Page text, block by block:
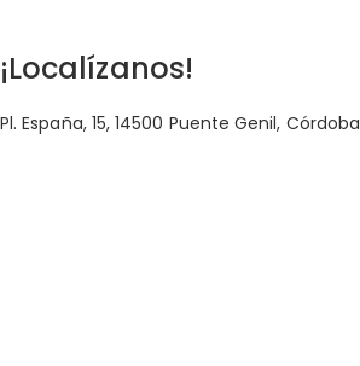
¡Localízanos!
Pl. España, 15, 14500 Puente Genil, Córdoba